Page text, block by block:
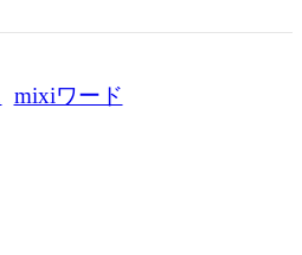
mixiワード